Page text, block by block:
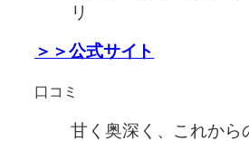
リ
＞＞公式サイト
口コミ
甘く奥深く、これから